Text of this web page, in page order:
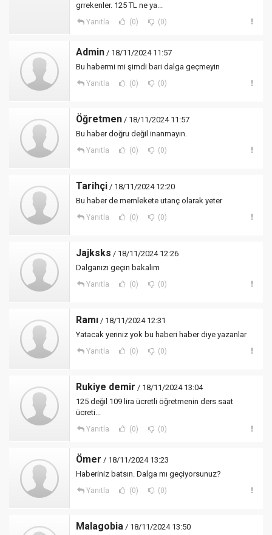
grrekenler. 125 TL ne ya...
Yanıtla (0) (0)
Admin / 18/11/2024 11:57
Bu habermi mi şimdi bari dalga geçmeyin
Yanıtla (0) (0)
Öğretmen / 18/11/2024 11:57
Bu haber doğru değil inanmayın.
Yanıtla (0) (0)
Tarihçi / 18/11/2024 12:20
Bu haber de memlekete utanç olarak yeter
Yanıtla (0) (0)
Jajksks / 18/11/2024 12:26
Dalganızı geçin bakalım
Yanıtla (0) (0)
Ramı / 18/11/2024 12:31
Yatacak yeriniz yok bu haberi haber diye yazanlar
Yanıtla (0) (0)
Rukiye demir / 18/11/2024 13:04
125 değil 109 lira ücretli öğretmenin ders saat
ücreti...
Yanıtla (0) (0)
Ömer / 18/11/2024 13:23
Haberiniz batsın. Dalga mı geçiyorsunuz?
Yanıtla (0) (0)
Malagobia / 18/11/2024 13:50